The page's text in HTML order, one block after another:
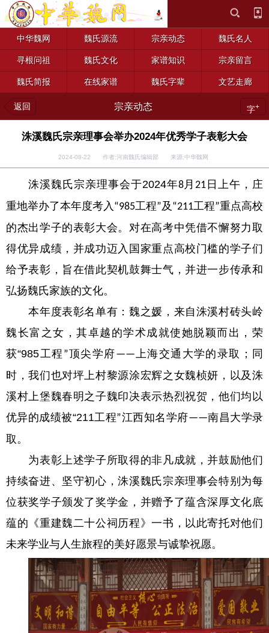
中华魏网 魏氏源流 宗亲动态 魏氏名人
寻根问祖 魏氏文化 家谱知识 宗亲留言
魏氏简报 在线家谱 魏氏字辈 文艺走廊
返回 宗亲动态 字+
洙溪魏氏宗亲理事会举办2024年优秀学子表彰大会
2024-08-22 作者:河南魏氏编辑部 来源:中华魏网
洙溪魏氏宗亲理事会于2024年8月21 日上午，庄
重地举办了本年度考入 “985工程”及 “211工程”重点高校
的杰出学子的表彰大会。对在高考中凭借不懈努力取
得优异成绩，并成功迈入国家重点高校门槛的学子们
给予表彰，旨在借此契机鼓舞士气，并进一步传承和
弘扬魏氏家族的文化。
本年度表彰名单有 ：魏之媛，来自洙溪村砖头岭
魏长富 之女 ，其卓越的学术成就使她脱颖而出，荣
获“985工程 ”顶尖学府——上海交通大学的录取 ；同
时，我们也对坪上村黎源涂宏辉之女魏桢妍，以及洙
溪村上堡魏春明之子魏印决表示热烈祝贺，他们均以
优异的成绩被“211工程”江西知名学府——南昌大学录
取。
为表彰上述学子所取得的非凡成就，并鼓励他们
持续奋进、坚守初心，洙溪魏氏宗亲理事会特别为每
位获奖学子颁发了奖学金，并赠予了蕴含深厚文化底
蕴的《重建魏二十公祠历程》一书，以此寄托对他们
未来学业与人生旅程的美好愿景与诚挚祝愿。